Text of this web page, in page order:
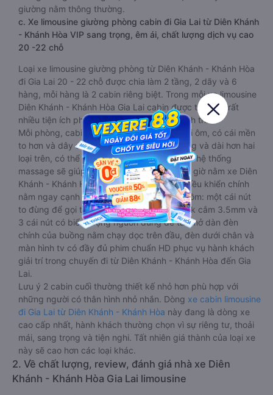
giường nằm thông thường.
c. Xe limousine giường phòng cabin đi Gia Lai từ Diên Khánh
- Khánh Hòa VIP sang trọng, êm ái, chất lượng dịch vụ cao
20 -22 chỗ
Loại xe limousine giường phòng từ Diên Khánh - Khánh Hòa
đi Gia Lai 20 - 22 chỗ được chia làm 2 tầng, 2 dãy và 6
hàng, mỗi hàng là 2 cabin riêng biệt. Trong mỗi xe limousine
Diên Khánh - Khánh Hòa Gia Lai cabin được trang bị rất
nhiều tiện ích phục vụ hành khách suốt hành trình.
Mỗi phòng, cabin đều có gối nằm rời, có gối ôm, có cái mền
to hơn và dây an toàn seat belt. Giường rộng và dài hơn hai
loại trên, có thể lăn lộn thoải mái. Đặc biệt là hệ thống
massage sẽ giúp bạn thư giãn trong những giờ nằm xe Diên
Khánh - Khánh Hòa đến Gia Lai dài. Bảng điều khiển chính
nằm ngay cạnh đầu để tiện tay tuỳ chỉnh gồm: một cái nút
to đùng để gọi tiếp viên, 2 cổng USB , 1 jack cắm 3.5mm và
3 cái nút có biểu tượng nguồn dùng để tắt/mở dàn đèn
chính của buồng nằm chạy dọc trên đầu, đèn dưới chân và
màn hình tv có đầy đủ phim chuẩn HD phục vụ hành khách
giải trí trong chuyến đi từ Diên Khánh - Khánh Hòa đến Gia
Lai.
Lưu ý 2 cabin cuối thường thiết kế nhỏ hơn phù hợp với
những người có thân hình nhỏ nhắn. Dòng xe cabin limousine
đi Gia Lai từ Diên Khánh - Khánh Hòa này đang là dòng xe
cao cấp nhất, hành khách thường chọn vì sự riêng tư, thoải
mái, sang trọng và tiện nghi. Tất nhiên giá thành của loại xe
này sẽ cao hơn các loại khác.
2. Về chất lượng, review, đánh giá nhà xe Diên
Khánh - Khánh Hòa Gia Lai limousine